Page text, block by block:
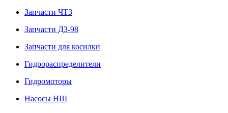
Запчасти ЧТЗ
Запчасти ДЗ-98
Запчасти для косилки
Гидрораспределители
Гидромоторы
Насосы НШ